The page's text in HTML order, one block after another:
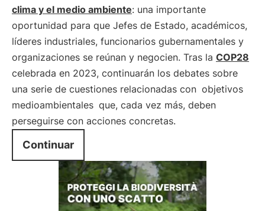
clima y el medio ambiente: una importante
oportunidad para que Jefes de Estado, académicos,
líderes industriales, funcionarios gubernamentales y
organizaciones se reúnan y negocien. Tras la COP28
celebrada en 2023, continuarán los debates sobre
una serie de cuestiones relacionadas con objetivos
medioambientales que, cada vez más, deben
perseguirse con acciones concretas.
Continuar